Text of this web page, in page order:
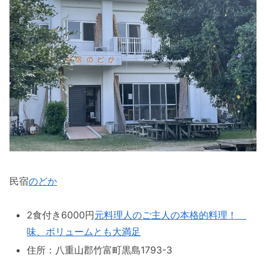
民宿のどか
2食付き6000円元料理人のご主人の本格的料理！
味、ボリュームとも大満足
住所：八重山郡竹富町黒島1793-3